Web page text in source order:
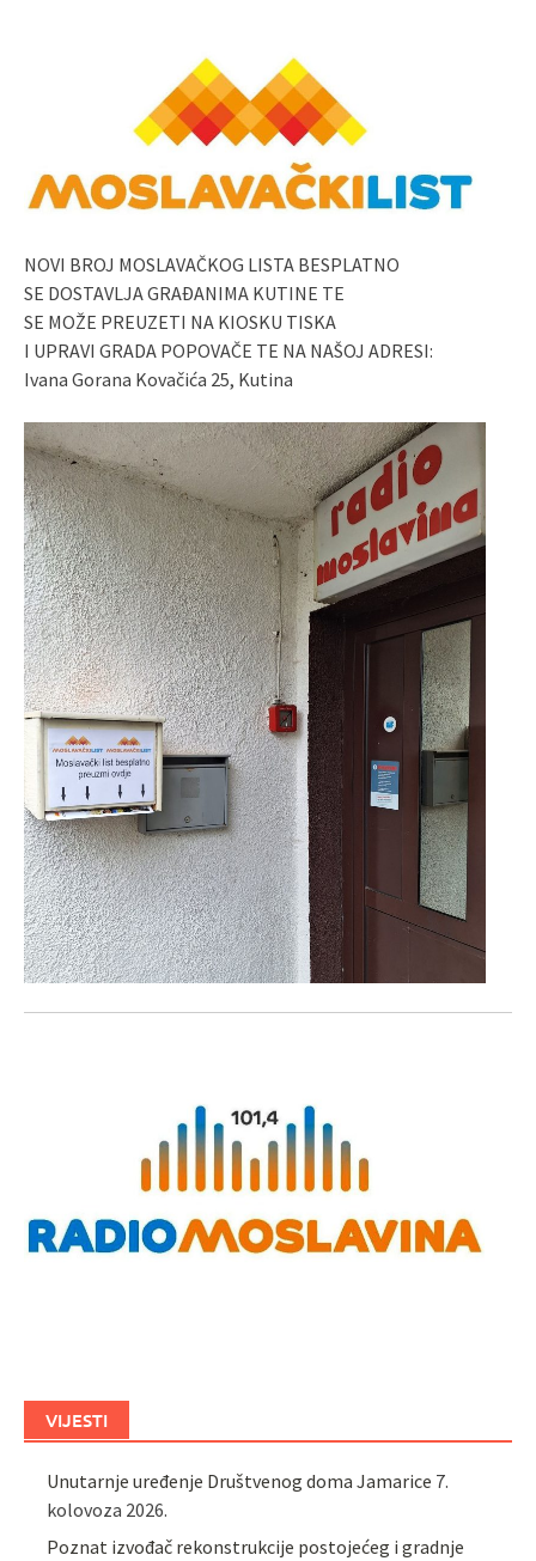
NOVI BROJ MOSLAVAČKOG LISTA BESPLATNO
SE DOSTAVLJA GRAĐANIMA KUTINE TE
SE MOŽE PREUZETI NA KIOSKU TISKA
I UPRAVI GRADA POPOVAČE TE NA NAŠOJ ADRESI:
Ivana Gorana Kovačića 25, Kutina
VIJESTI
Unutarnje uređenje Društvenog doma Jamarice 7.
kolovoza 2026.
Poznat izvođač rekonstrukcije postojećeg i gradnje